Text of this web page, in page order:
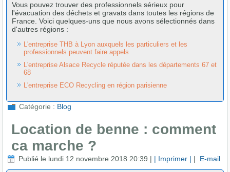
Vous pouvez trouver des professionnels sérieux pour
l'évacuation des déchets et gravats dans toutes les régions de
France. Voici quelques-uns que nous avons sélectionnés dans
d'autres régions :
L'entreprise THB à Lyon auxquels les particuliers et les
professionnels peuvent faire appels
L'entreprise Alsace Recycle réputée dans les départements 67 et
68
L'entreprise ECO Recycling en région parisienne
Catégorie : Blog
Location de benne : comment
ca marche ?
Publié le lundi 12 novembre 2018 20:39 | | Imprimer | | E-mail